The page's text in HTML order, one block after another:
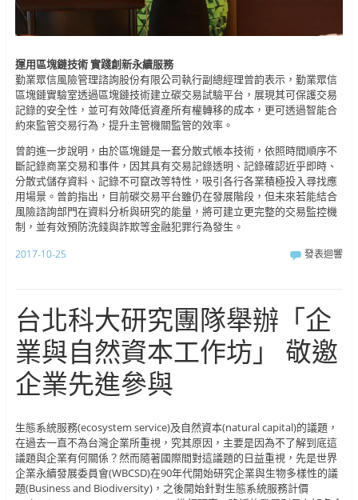
運用區塊鏈技術 實踐創新永續服務
勤業眾信風險管理諮詢股份有限公司執行副總經理曾韵表示，勤業眾信
區塊鏈實驗室透過區塊鏈技術建立碳交易試驗平台，展現其可保護交易
記錄的安全性，並可有效降低資產所有權轉移的成本，更可透過智能合
約來監管交易行為，提升主管機關監管的效率。
曾韵進一步說明，由於區塊鏈是一套分散式帳本技術，依照時間順序不
斷記錄商業交易和事件，因其具有交易記錄透明、記錄確認近乎即時、
分散式儲存資料、記錄不可竄改等特性，吸引各行各業積極投入尋找應
用場景。曾韵指出，目前碳交易平台雖仍在發展階段，但未來若能結合
風險諮詢部門在資料分析與研究的能量，將可建立更完整的交易監控機
制，並有效預防洗錢與詐欺等金融犯罪行為發生。
2017-10-25 發表迴響
台北科大研究團隊舉辦「企
業與自然資本工作坊」 敬邀
企業先進參與
生態系統服務(ecosystem service)及自然資本(natural capital)的議題，
在過去一直不為台灣企業所重視，究其原因，主要是因為不了解到底這
議題與企業有何關係？然而隨著國際間對這議題的日益重視，先是世界
企業永續發展委員會(WBCSD)在90年代開始研究企業與生物多樣性的議
題(Business and Biodiversity)，之後開始針對生態系統服務計價